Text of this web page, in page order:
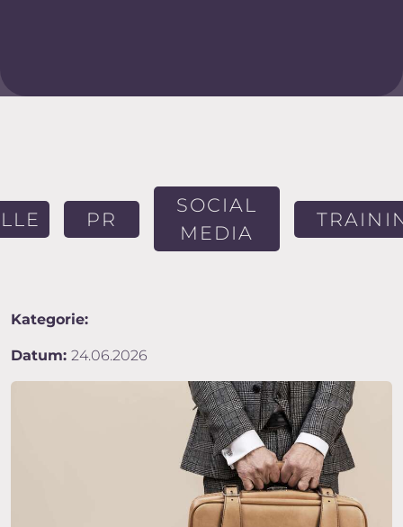
PR
SOCIAL
MEDIA
Kategorie:
Datum: 24.06.2026